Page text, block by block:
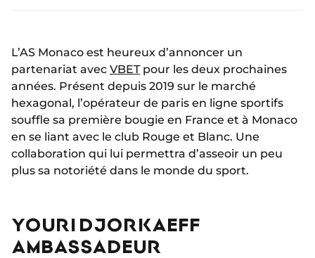
L’AS Monaco est heureux d’annoncer un
partenariat avec VBETpour les deux prochaines
années. Présent depuis 2019 sur le marché
hexagonal, l’opérateur de paris en ligne sportifs
souffle sa première bougie en France et à Monaco
en se liant avec le club Rouge et Blanc. Une
collaboration qui lui permettra d’asseoir un peu
plus sa notoriété dans le monde du sport.
YOURI DJORKAEFF
AMBASSADEUR